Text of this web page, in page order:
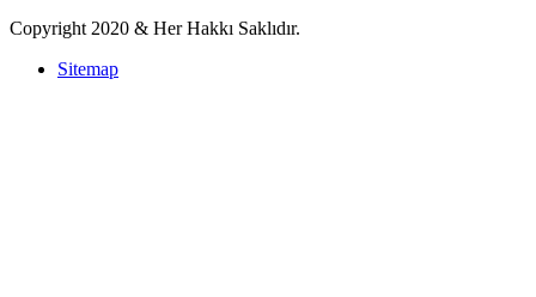
Copyright 2020 & Her Hakkı Saklıdır.
Sitemap